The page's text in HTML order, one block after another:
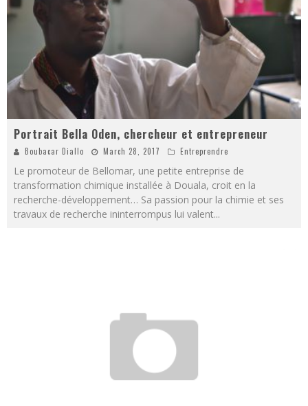
Portrait Bella Oden, chercheur et entrepreneur
Boubacar Diallo March 28, 2017 Entreprendre
Le promoteur de Bellomar, une petite entreprise de
transformation chimique installée à Douala, croit en la
recherche-développement… Sa passion pour la chimie et ses
travaux de recherche ininterrompus lui valent...